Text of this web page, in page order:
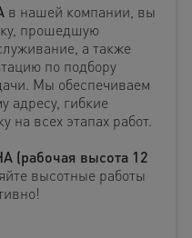
в нашей компании, вы
прошедшую
а также
по подбору
Мы обеспечиваем
адресу, гибкие
на всех этапах работ.
(рабочая высота 12
высотные работы